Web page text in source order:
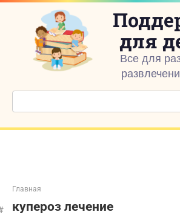
Перейти
контенту
для
Все для
Поиск:
Главная
купероз лечение